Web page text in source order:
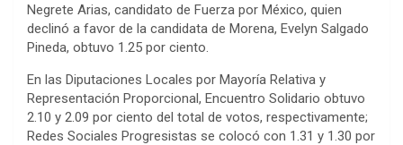
Negrete Arias, candidato de Fuerza por México, quien
declinó a favor de la candidata de Morena, Evelyn Salgado
Pineda, obtuvo 1.25 por ciento.
En las Diputaciones Locales por Mayoría Relativa y
Representación Proporcional, Encuentro Solidario obtuvo
2.10 y 2.09 por ciento del total de votos, respectivamente;
Redes Sociales Progresistas se colocó con 1.31 y 1.30 por